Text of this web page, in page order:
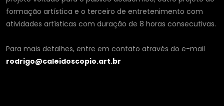
formação artística e o terceiro de entretenimento com
atividades artísticas com duração de 8 horas consecutivas.
Para mais detalhes, entre em contato através do e-mail
rodrigo@caleidoscopio.art.br